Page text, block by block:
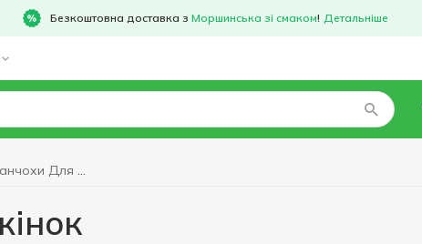
Безкоштовна доставка з Моршинська зі смаком! Детальніше
Колготки, панчохи Для жінок